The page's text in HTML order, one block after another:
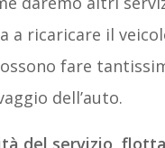
a ricaricare il
fare
dell’auto.